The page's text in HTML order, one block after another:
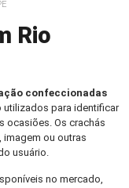
Rio
confeccionadas
utilizados para identificar
ocasiões. Os crachás
ou outras
usuário.
no mercado,